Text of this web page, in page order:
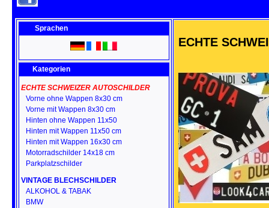
Sprachen
Kategorien
ECHTE SCHWEIZER AUTOSCHILDER
Vorne ohne Wappen 8x30 cm
Vorne mit Wappen 8x30 cm
Hinten ohne Wappen 11x50
Hinten mit Wappen 11x50 cm
Hinten mit Wappen 16x30 cm
Motorradschilder 14x18 cm
Parkplatzschilder
VINTAGE BLECHSCHILDER
ALKOHOL & TABAK
BMW
ECHTE